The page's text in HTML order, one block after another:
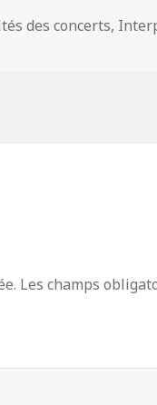
des concerts,
Les champs